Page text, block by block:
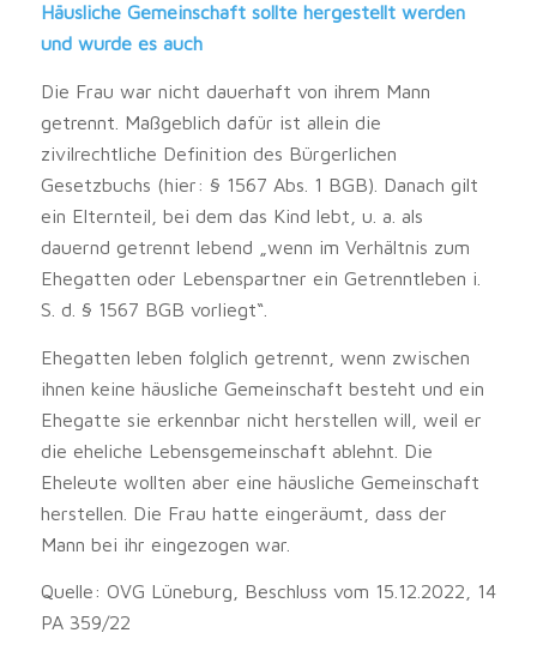
Häusliche Gemeinschaft sollte hergestellt werden
und wurde es auch
Die Frau war nicht dauerhaft von ihrem Mann
getrennt. Maßgeblich dafür ist allein die
zivilrechtliche Definition des Bürgerlichen
Gesetzbuchs (hier: § 1567 Abs. 1 BGB). Danach gilt
ein Elternteil, bei dem das Kind lebt, u. a. als
dauernd getrennt lebend „wenn im Verhältnis zum
Ehegatten oder Lebenspartner ein Getrenntleben i.
S. d. § 1567 BGB vorliegt“.
Ehegatten leben folglich getrennt, wenn zwischen
ihnen keine häusliche Gemeinschaft besteht und ein
Ehegatte sie erkennbar nicht herstellen will, weil er
die eheliche Lebensgemeinschaft ablehnt. Die
Eheleute wollten aber eine häusliche Gemeinschaft
herstellen. Die Frau hatte eingeräumt, dass der
Mann bei ihr eingezogen war.
Quelle: OVG Lüneburg, Beschluss vom 15.12.2022, 14
PA 359/22